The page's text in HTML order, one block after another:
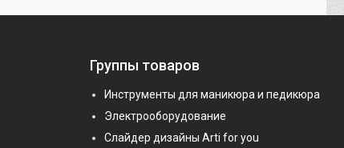
Группы товаров
Инструменты для маникюра и педикюра
Электрооборудование
Слайдер дизайны Arti for you